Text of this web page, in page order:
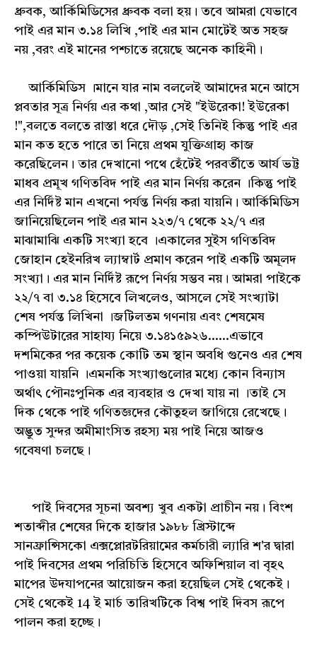
ধ্রুবক, আর্কিমিডিসের ধ্রুবক বলা হয়। তবে আমরা যেভাবে
পাই এর মান ৩.১৪ লিখি ,পাই এর মান মোটেই অত সহজ
নয় ,বরং এই মানের পশ্চাতে রয়েছে অনেক কাহিনী।
আর্কিমিডিস ।মানে যার নাম বললেই আমাদের মনে আসে
প্লবতার সূত্র নির্ণয় এর কথা ,আর সেই "ইউরেকা! ইউরেকা
!",বলতে বলতে রাস্তা ধরে দৌড় ,সেই তিনিই কিন্তু পাই এর
মান কত হতে পারে তা নিয়ে প্রথম যুক্তিগ্রাহ্য কাজ
করেছিলেন। তার দেখানো পথে হেঁটেই পরবর্তীতে আর্য ভট্ট
মাধব প্রমূখ গণিতবিদ পাই এর মান নির্ণয় করেন ।কিন্তু পাই
এর নির্দিষ্ট মান এখনো পর্যন্ত নির্ণয় করা যায়নি। আর্কিমিডিস
জানিয়েছিলেন পাই এর মান ২২৩/৭ থেকে ২২/৭ এর
মাঝামাঝি একটি সংখ্যা হবে ।একালের সুইস গণিতবিদ
জোহান হেইনরিখ ল্যাম্বার্ট প্রমাণ করেন পাই একটি অমূলদ
সংখ্যা। এর মান নির্দিষ্ট রূপে নির্ণয় সম্ভব নয়। আমরা পাইকে
২২/৭ বা ৩.১৪ হিসেবে লিখলেও, আসলে সেই সংখ্যাটা
শেষ পর্যন্ত লিখিনা ।জটিলতম গণনায় এবং শেষমেষ
কম্পিউটারের সাহায্য নিয়ে ৩.১৪১৫৯২৬......এভাবে
দশমিকের পর কয়েক কোটি তম স্থান অবধি গুনেও এর শেষ
পাওয়া যায়নি ।এমনকি সংখ্যাগুলোর মধ্যে কোন বিন্যাস
অর্থাৎ পৌনঃপুনিক এর ব্যবহার ও দেখা যায় না ।তাই সে
দিক থেকে পাই গণিতজ্ঞদের কৌতুহল জাগিয়ে রেখেছে।
অদ্ভুত সুন্দর অমীমাংসিত রহস্য ময় পাই নিয়ে আজও
গবেষণা চলছে।
পাই দিবসের সূচনা অবশ্য খুব একটা প্রাচীন নয়। বিংশ
শতাব্দীর শেষের দিকে হাজার ১৯৮৮ খ্রিস্টাব্দে
সানফ্রান্সিসকো এক্সপ্লোরটরিয়ামের কর্মচারী ল্যারি শ'র দ্বারা
পাই দিবসের প্রথম পরিচিতি হিসেবে অফিশিয়াল বা বৃহৎ
মাপের উদযাপনের আয়োজন করা হয়েছিল সেই থেকেই।
সেই থেকেই 14 ই মার্চ তারিখটিকে বিশ্ব পাই দিবস রূপে
পালন করা হচ্ছে।